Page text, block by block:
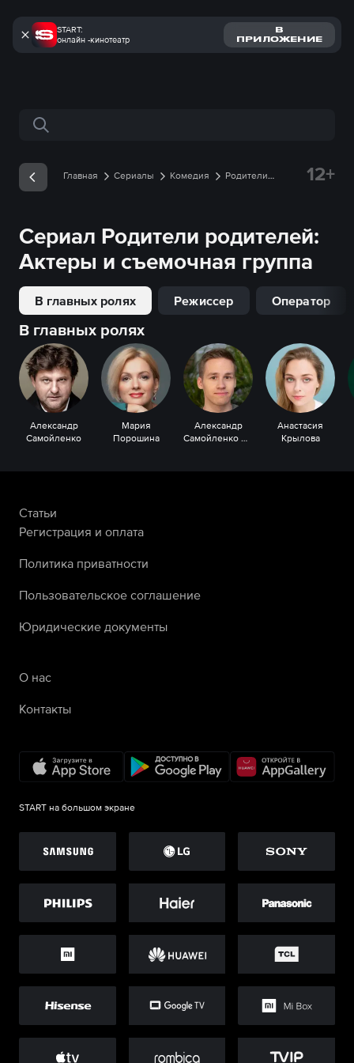
START:
онлайн -кинотеатр
В
ПРИЛОЖЕНИЕ
Поиск по сайту
Главная Сериалы Комедия
Родители
12+
Сериал Родители родителей:
Актеры и съемочная группа
В главных ролях Режиссер Оператор
В главных ролях
Александр
Самойленко
Мария
Порошина
Александр
Самойленко мл.
Анастасия
Крылова
Статьи
Регистрация и оплата
Политика приватности
Пользовательское соглашение
Юридические документы
О нас
Контакты
START на большом экране